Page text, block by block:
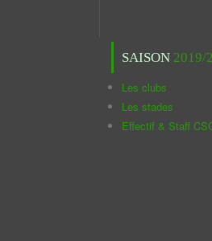
SAISON 2019/
Les clubs
Les stades
Effectif & Staff